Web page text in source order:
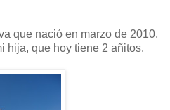
que nació en marzo de 2010,
hija, que hoy tiene 2 añitos.